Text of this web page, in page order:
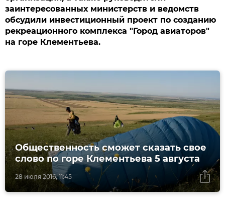
заинтересованных министерств и ведомств
обсудили инвестиционный проект по созданию
рекреационного комплекса "Город авиаторов"
на горе Клементьева.
28 июля 2016, 11:45
Общественность сможет сказать свое
слово по горе Клементьева 5 августа